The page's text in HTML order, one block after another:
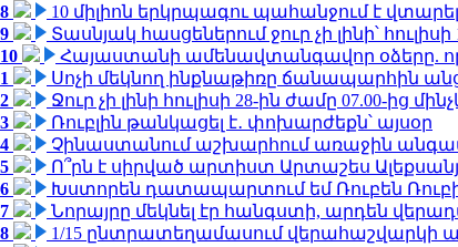
8
10 միլիոն երկրպագու պահանջում է
9
Տասնյակ հասցեներում ջուր չի լինի՝ հուլիսի
10
Հայաստանի ամենավտանգավոր օձերը.
1
Սոչի մեկնող ինքնաթիռը ճանապարհին
2
Ջուր չի լինի հուլիսի 28-ին ժամը 07.00-ից
3
Ռուբլին թանկացել է․ փոխարժեքն՝ այսօր
4
Չինաստանում աշխարհում առաջին
5
Ո՞րն է սիրված արտիստ Արտաշես
6
Խստորեն դատապարտում եմ Ռուբեն
7
Նորայրը մեկնել էր հանգստի, արդեն
8
1/15 ընտրատեղամասում վերահաշվարկի